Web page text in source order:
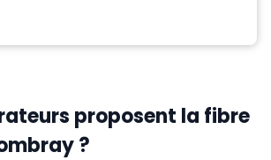
proposent la fibre
?